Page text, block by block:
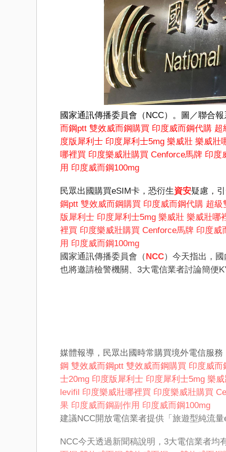
國家通訊傳播委員會（NCC）。圖／聯合
而鋼ptt 雙效威而鋼購買 印度威而鋼代購 超
度版犀利士 印度犀利士5mg 樂威壯 樂威壯
哪裡買 印度樂威壯購買 Cenforce馬牌 印度
用 印度威而鋼100mg
民眾出國購買eSIM卡，恐衍生資安疑慮，
鋼ptt 雙效威而鋼購買 印度威而鋼代購 超級
版犀利士 印度犀利士5mg 樂威壯 樂威壯哪
裡買 印度樂威壯購買 Cenforce馬牌 印度威
用 印度威而鋼100mg
國家通訊傳播委員會（ NCC）今天指出，
也將邀請檢警機關、3大電信業者討論簡便
媒體報導，民眾出國時常購買境外電信服
鋼 雙效威而鋼ptt 雙效威而鋼購買 印度威而
士20mg 印度版犀利士 印度犀利士5mg 樂
levifil 印度樂威壯哪裡買 印度樂威壯購買
果 印度威而鋼副作用 印度威而鋼100mg
建議NCC開放電信業者提供「旅遊型純流
NCC今天透過新聞稿說明，3大電信業者均